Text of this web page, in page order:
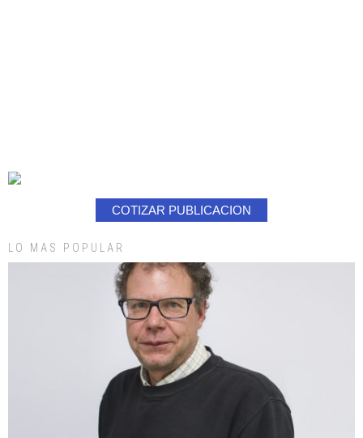
COTIZAR PUBLICACION
LO MAS POPULAR